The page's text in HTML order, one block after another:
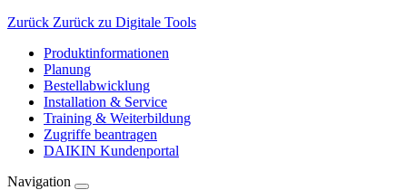
Zurück Zurück zu Digitale Tools
Produktinformationen
Planung
Bestellabwicklung
Installation & Service
Training & Weiterbildung
Zugriffe beantragen
DAIKIN Kundenportal
Navigation